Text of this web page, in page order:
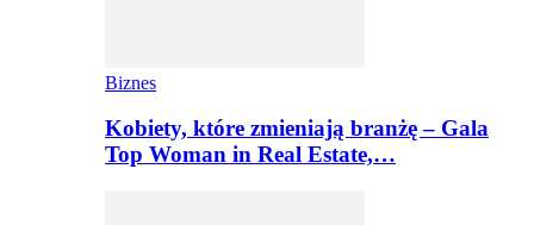
Biznes
Kobiety, które zmieniają branżę – Gala
Top Woman in Real Estate,…